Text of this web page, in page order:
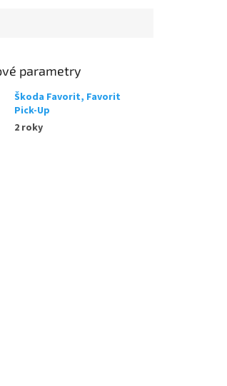
parametry
Škoda Favorit, Favorit
Pick-Up
2 roky